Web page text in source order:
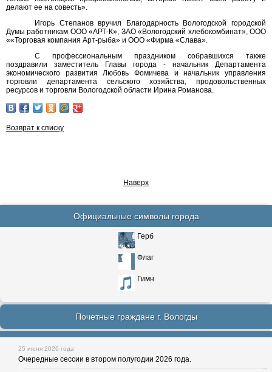
делают ее на совесть».
Игорь Степанов вручил Благодарность Вологодской городской
Думы работникам ООО «АРТ-К», ЗАО «Вологодский хлебокомбинат», ООО
««Торговая компания Арт-рыба» и ООО «Фирма «Слава».
С профессиональным праздником собравшихся также
поздравили заместитель Главы города - начальник Департамента
экономического развития Любовь Фомичева и начальник управления
торговли департамента сельского хозяйства, продовольственных
ресурсов и торговли Вологодской области Ирина Романова.
Возврат к списку
Наверх
Официальные символы города
Герб
Флаг
Гимн
Почетные граждане г. Вологды
25 июня 2026 года
Очередные сессии в втором полугодии 2026 года.